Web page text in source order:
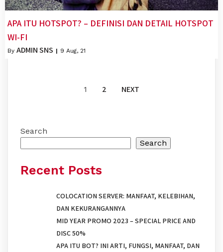
APA ITU HOTSPOT? – DEFINISI DAN DETAIL HOTSPOT
WI-FI
By ADMIN SNS | 9 Aug, 21
1 2 NEXT
Search
Search
Recent Posts
COLOCATION SERVER: MANFAAT, KELEBIHAN,
DAN KEKURANGANNYA
MID YEAR PROMO 2023 – SPECIAL PRICE AND
DISC 50%
APA ITU BOT? INI ARTI, FUNGSI, MANFAAT, DAN